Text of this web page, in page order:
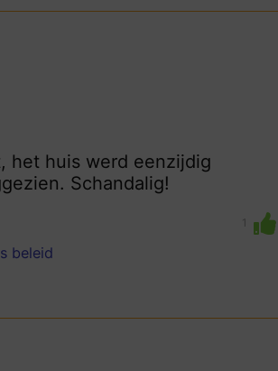
het huis werd eenzijdig
Schandalig!
1
beleid